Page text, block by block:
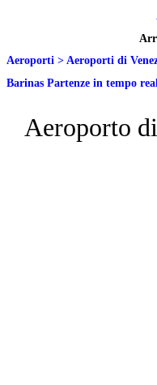
Aeroporti > Aeroporti di
Barinas Partenze in tempo
Aeroporto